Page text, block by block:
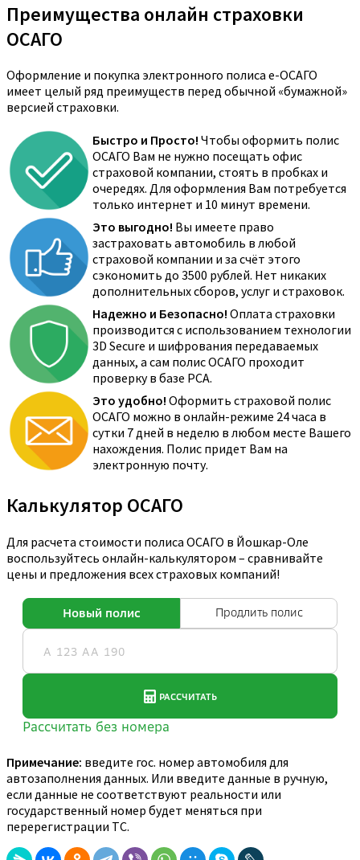
Преимущества онлайн страховки
ОСАГО
Оформление и покупка электронного полиса е-ОСАГО
имеет целый ряд преимуществ перед обычной «бумажной»
версией страховки.
Быстро и Просто! Чтобы оформить полис
ОСАГО Вам не нужно посещать офис
страховой компании, стоять в пробках и
очередях. Для оформления Вам потребуется
только интернет и 10 минут времени.
Это выгодно! Вы имеете право
застраховать автомобиль в любой
страховой компании и за счёт этого
сэкономить до 3500 рублей. Нет никаких
дополнительных сборов, услуг и страховок.
Надежно и Безопасно! Оплата страховки
производится с использованием технологии
3D Secure и шифрования передаваемых
данных, а сам полис ОСАГО проходит
проверку в базе РСА.
Это удобно! Оформить страховой полис
ОСАГО можно в онлайн-режиме 24 часа в
сутки 7 дней в неделю в любом месте Вашего
нахождения. Полис придет Вам на
электронную почту.
Калькулятор ОСАГО
Для расчета стоимости полиса ОСАГО в Йошкар-Оле
воспользуйтесь онлайн-калькулятором – сравнивайте
цены и предложения всех страховых компаний!
Примечание: введите гос. номер автомобиля для
автозаполнения данных. Или введите данные в ручную,
если данные не соответствуют реальности или
государственный номер будет меняться при
перерегистрации ТС.